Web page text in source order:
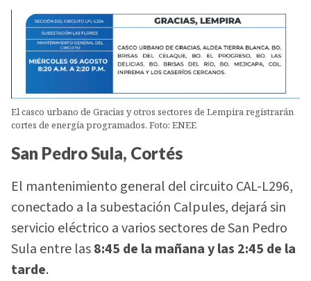
El casco urbano de Gracias y otros sectores de Lempira registrarán
cortes de energía programados. Foto: ENEE
San Pedro Sula, Cortés
El mantenimiento general del circuito CAL-L296,
conectado a la subestación Calpules, dejará sin
servicio eléctrico a varios sectores de San Pedro
Sula entre las8:45 de la mañana y las 2:45 de la
tarde.